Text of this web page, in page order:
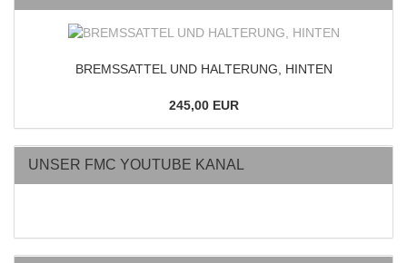
BREMSSATTEL UND HALTERUNG, HINTEN
245,00 EUR
UNSER FMC YOUTUBE KANAL